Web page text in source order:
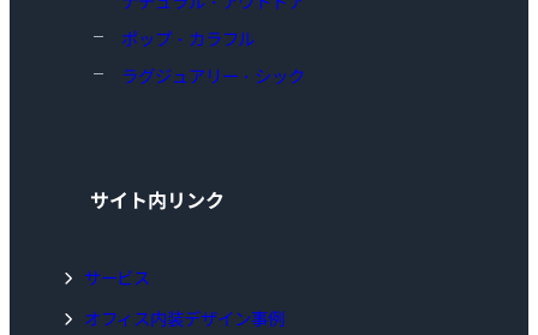
ポップ・カラフル
ラグジュアリー・シック
サイト内リンク
サービス
オフィス内装デザイン事例